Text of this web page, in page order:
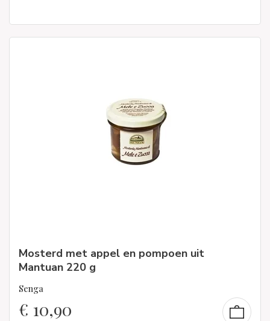
Mosterd met appel en pompoen uit
Mantuan 220 g
Senga
€ 10,90